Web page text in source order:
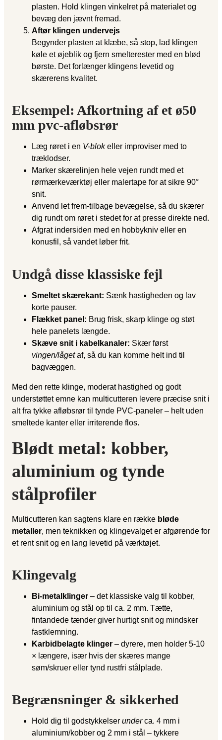
plasten. Hold klingen vinkelret på materialet og
bevæg den jævnt fremad.
Aftør klingen undervejs
Begynder plasten at klæbe, så stop, lad klingen
køle et øjeblik og fjern smelterester med en blød
børste. Det forlænger klingens levetid og
skærerens kvalitet.
Eksempel: Afkortning af et ø50
mm pvc-afløbsrør
Læg røret i en V-blokeller improviser med to
træklodser.
Marker skærelinjen hele vejen rundt med et
rørmærkeværktøj eller malertape for at sikre 90°
snit.
Anvend let frem-tilbage bevægelse, så du skærer
dig rundt om røret i stedet for at presse direkte ned.
Afgrat indersiden med en hobbykniv eller en
konusfil, så vandet løber frit.
Undgå disse klassiske fejl
Smeltet skærekant: Sænk hastigheden og lav
korte pauser.
Flækket panel: Brug frisk, skarp klinge og støt
hele panelets længde.
Skæve snit i kabelkanaler: Skær først
vingen/lågetaf, så du kan komme helt ind til
bagvæggen.
Med den rette klinge, moderat hastighed og godt
understøttet emne kan multicutteren levere præcise snit i
alt fra tykke afløbsrør til tynde PVC-paneler – helt uden
smeltede kanter eller irriterende flos.
Blødt metal: kobber,
aluminium og tynde
stålprofiler
Multicutteren kan sagtens klare en række bløde
metaller, men teknikken og klingevalget er afgørende for
et rent snit og en lang levetid på værktøjet.
Klinge­valg
Bi-metalklinger – det klassiske valg til kobber,
aluminium og stål op til ca. 2 mm. Tætte,
fintandede tænder giver hurtigt snit og mindsker
fastklemning.
Karbidbelagte klinger – dyrere, men holder 5-10
× længere, især hvis der skæres mange
søm/skruer eller tynd rustfri stålplade.
Begrænsninger & sikkerhed
Hold dig til godstykkelser underca. 4 mm i
aluminium/kobber og 2 mm i stål – tykkere